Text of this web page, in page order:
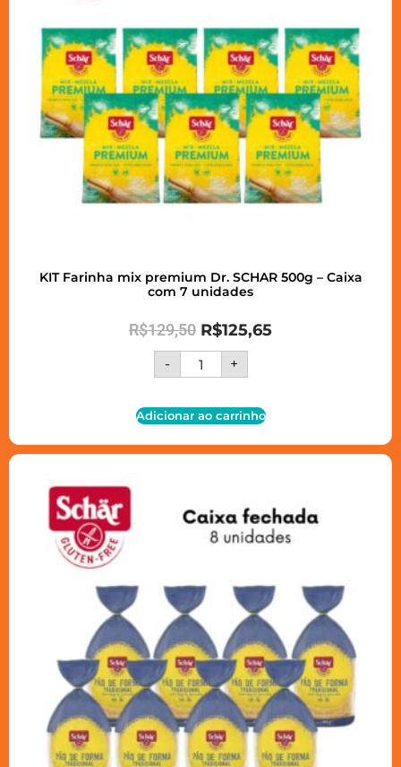
KIT Farinha mix premium Dr. SCHAR 500g – Caixa
com 7 unidades
R$129,50 R$125,65
- +
Adicionar ao carrinho